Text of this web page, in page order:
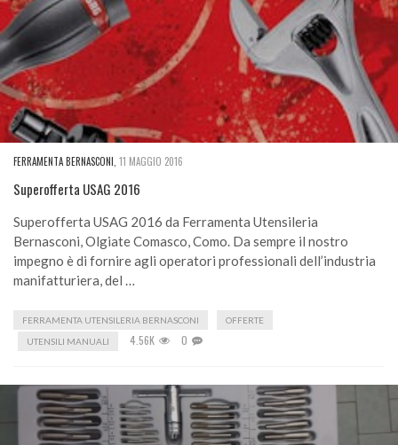
FERRAMENTA BERNASCONI 11 MAGGIO 2016
Superofferta USAG 2016
Superofferta USAG 2016 da Ferramenta Utensileria
Bernasconi, Olgiate Comasco, Como. Da sempre il nostro
impegno è di fornire agli operatori professionali dell’industria
manifatturiera, del …
FERRAMENTA UTENSILERIA BERNASCONI
OFFERTE
UTENSILI MANUALI
4.56K 0